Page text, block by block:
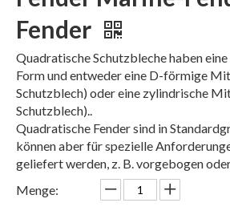
Fender
Quadratische Schutzbleche haben
Form und entweder eine D-förmige
Schutzblech) oder eine zylindrische
Schutzblech)..
Quadratische Fender sind in
können aber für spezielle
geliefert werden, z. B. vorgebogen
Menge: